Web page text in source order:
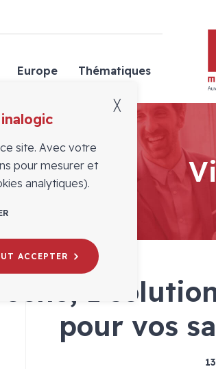
Europe Thématiques
1
pour vos
site. Avec votre
pour mesurer et
analytiques).
ACCEPTER
╳